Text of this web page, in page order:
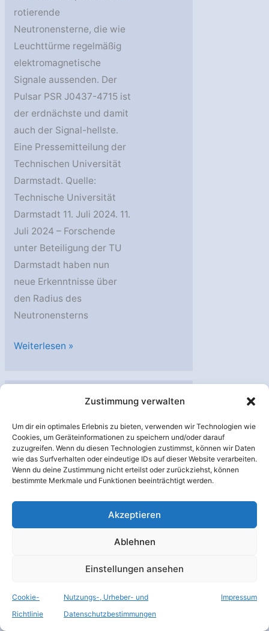
Zustimmung verwalten
Um dir ein optimales Erlebnis zu bieten, verwenden wir Technologien wie
Cookies, um Geräteinformationen zu speichern und/oder darauf
zuzugreifen. Wenn du diesen Technologien zustimmst, können wir Daten
wie das Surfverhalten oder eindeutige IDs auf dieser Website verarbeiten.
Wenn du deine Zustimmung nicht erteilst oder zurückziehst, können
bestimmte Merkmale und Funktionen beeinträchtigt werden.
Akzeptieren
Ablehnen
Einstellungen ansehen
Cookie-
Richtlinie
Nutzungs-, Urheber- und
Datenschutzbestimmungen
Impressum
rotierende
Neutronensterne, die wie
Leuchttürme regelmäßig
elektromagnetische
Signale aussenden. Der
Pulsar PSR J0437-4715 ist
der erdnächste und damit
auch der Signal-hellste.
Eine Pressemitteilung der
Technischen Universität
Darmstadt. Quelle:
Technische Universität
Darmstadt 11. Juli 2024. 11.
Juli 2024 – Forschende
unter Beteiligung der TU
Darmstadt haben nun
neue Erkenntnisse über
den Radius des
Neutronensterns
Radius
4715
bestimmt
Weiterlesen »
2024: RN trifft
Julie Payette und
Mark Polansky
Raumfahrt
Besatzungen,
Meldungen
,Veranstaltungen